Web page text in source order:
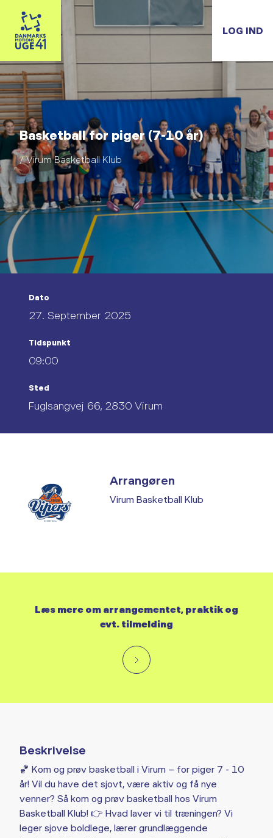
LOG IND
Basketball for piger (7-10 år)
/ Virum Basketball Klub
Dato
27. September 2025
Tidspunkt
09:00
Sted
Fuglsangvej 66, 2830 Virum
Beskrivelse
🏀 Kom og prøv basketball i Virum – for piger 7 - 10
år! Vil du have det sjovt, være aktiv og få nye
venner? Så kom og prøv basketball hos Virum
Basketball Klub! 👉 Hvad laver vi til træningen? Vi
leger sjove boldlege, lærer grundlæggende
Arrangøren
Virum Basketball Klub
Læs mere om arrangementet, praktik og
evt. tilmelding